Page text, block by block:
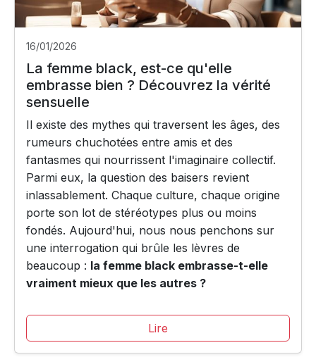
16/01/2026
La femme black, est-ce qu'elle
embrasse bien ? Découvrez la vérité
sensuelle
Il existe des mythes qui traversent les âges, des
rumeurs chuchotées entre amis et des
fantasmes qui nourrissent l'imaginaire collectif.
Parmi eux, la question des baisers revient
inlassablement. Chaque culture, chaque origine
porte son lot de stéréotypes plus ou moins
fondés. Aujourd'hui, nous nous penchons sur
une interrogation qui brûle les lèvres de
beaucoup : la femme black embrasse-t-elle
vraiment mieux que les autres ?
Lire